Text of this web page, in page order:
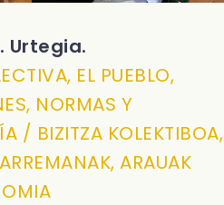
Urtegia.
EL PUEBLO,
NORMAS Y
/ BIZITZA KOLEKTIBOA,
ARAUAK